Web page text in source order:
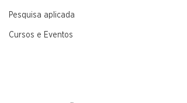
Pesquisa aplicada
Cursos e Eventos